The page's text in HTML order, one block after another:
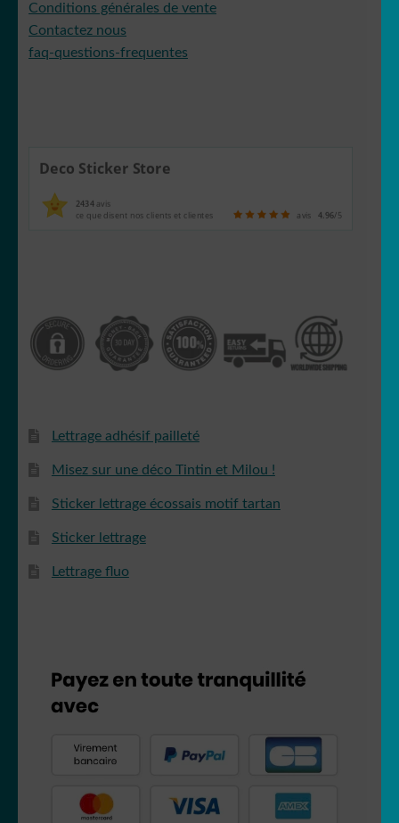
Conditions générales de vente
Contactez nous
faq-questions-frequentes
Deco Sticker Store
2434avis
ce que disent nos clients et clientes avis 4.96/5
Lettrage adhésif pailleté
Misez sur une déco Tintin et Milou !
Sticker lettrage écossais motif tartan
Sticker lettrage
Lettrage fluo